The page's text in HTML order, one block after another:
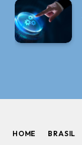
HOME BRASIL